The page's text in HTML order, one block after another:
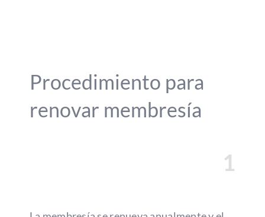
Procedimiento para
renovar membresía
1